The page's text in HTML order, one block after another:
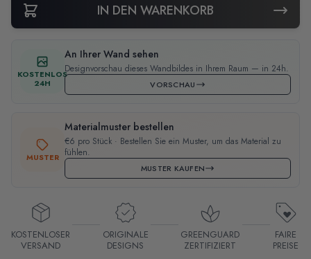
IN DEN WARENKORB
KOSTENLOS
24H
An Ihrer Wand sehen
Designvorschau dieses Wandbildes in Ihrem Raum — in 24h.
VORSCHAU
MUSTER
Materialmuster bestellen
€6 pro Stück · Bestellen Sie ein Muster, um das Material zu
fühlen.
MUSTER KAUFEN
KOSTENLOSER
VERSAND
ORIGINALE
DESIGNS
GREENGUARD
ZERTIFIZIERT
FAIRE
PREISE